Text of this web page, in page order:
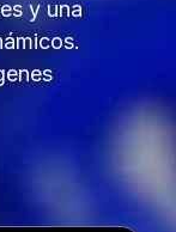
y una